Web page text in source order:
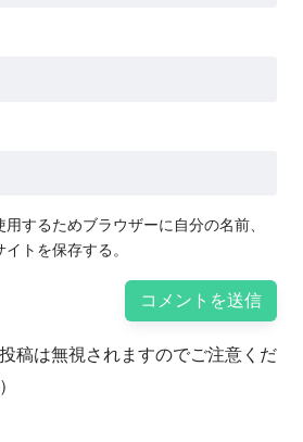
するためブラウザーに自分の名前、
トを保存する。
稿は無視されますのでご注意くだ